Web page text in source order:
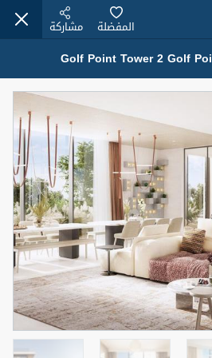
حمام
2
المنطقة (متر
مربع)
75.43
جزئيا
حالة
جاهز
رقم الوسيط
أتصل الأن
Golf Point Tower 2 Golf
المفضلة مشاركة